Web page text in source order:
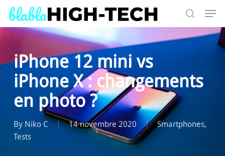
Skip
mainSearch
iPhone 12 mini vs
iPhone X : changements
en photo ?
By Niko C 14 novembre 2020 Smartphones,
Tests